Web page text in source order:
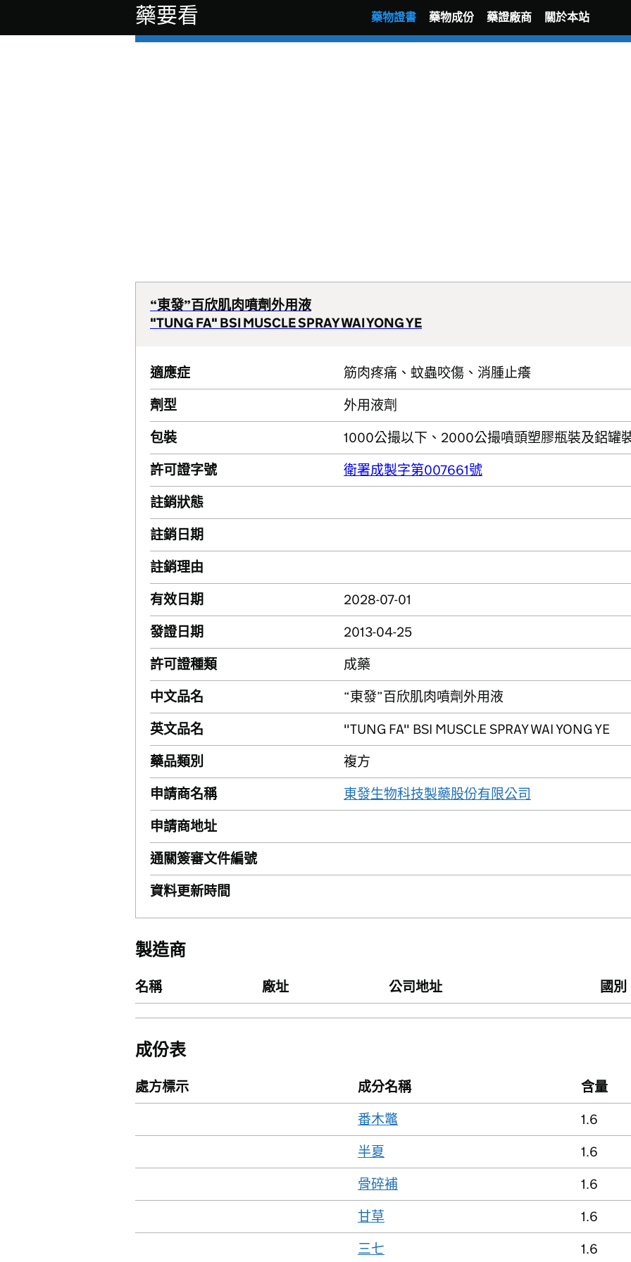
藥要看 藥物證書 藥物成份 藥證廠商 關於本站
“東發”百欣肌肉噴劑外用液
"TUNG FA" BSI MUSCLE SPRAY WAI YONG YE
適應症
筋肉疼痛、蚊蟲咬傷、消腫止癢
劑型
外用液劑
包裝
1000公撮以下、2000公撮噴頭塑膠瓶裝及鋁罐
許可證字號
衛署成製字第007661號
註銷狀態
註銷日期
註銷理由
有效日期
2028-07-01
發證日期
2013-04-25
許可證種類
成藥
中文品名
“東發”百欣肌肉噴劑外用液
英文品名
"TUNG FA" BSI MUSCLE SPRAY WAI YONG YE
藥品類別
複方
申請商名稱
東發生物科技製藥股份有限公司
申請商地址
通關簽審文件編號
資料更新時間
製造商
名稱 廠址 公司地址 國別
成份表
處方標示 成分名稱
含量
番木鼈
1.6
半夏
1.6
骨碎補
1.6
甘草
1.6
三七
1.6